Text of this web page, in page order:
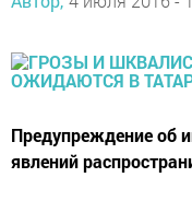
Предупреждение об
явлений